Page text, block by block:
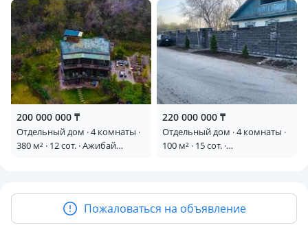
угл Ходжанова
200 000 000 ₸
Отдельный дом · 4 комнаты ·
380 м² · 12 сот. · Ажибай
220 000 000 ₸
Отдельный дом · 4 комнаты ·
100 м² · 15 сот. ·
Пожаловаться на объявление